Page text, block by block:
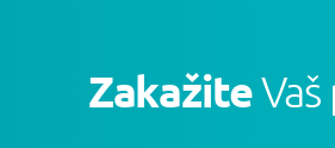
ZakažiteVaš